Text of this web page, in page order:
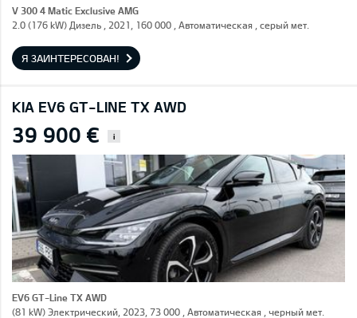
V 300 4 Matic Exclusive AMG
2.0 (176 kW) Дизель , 2021, 160 000 , Автоматическая , серый мет.
Я ЗАИНТЕРЕСОВАН!
KIA EV6 GT-LINE TX AWD
39 900 € i
EV6 GT-Line TX AWD
(81 kW) Электрический, 2023, 73 000 , Автоматическая , черный мет.